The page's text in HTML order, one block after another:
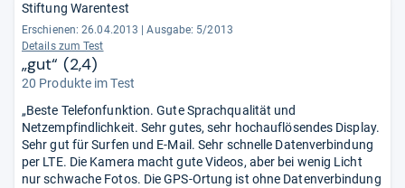
Stiftung Warentest
Erschienen: 26.04.2013
Ausgabe: 5/2013
Details zum Test
„gut“ (2,4)
20 Produkte im Test
„Beste Telefonfunktion. Gute Sprachqualität und
Netzempfindlichkeit. Sehr gutes, sehr hochauflösendes Display.
Sehr gut für Surfen und E-Mail. Sehr schnelle Datenverbindung
per LTE. Die Kamera macht gute Videos, aber bei wenig Licht
nur schwache Fotos. Die GPS-Ortung ist ohne Datenverbindung